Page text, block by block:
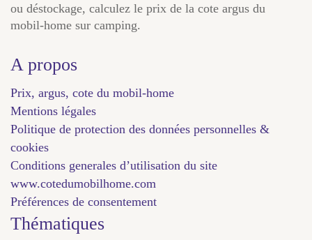
ou déstockage, calculez le prix de la cote argus du
mobil-home sur camping.
A propos
Prix, argus, cote du mobil-home
Mentions légales
Politique de protection des données personnelles &
cookies
Conditions generales d’utilisation du site
www.cotedumobilhome.com
Préférences de consentement
Thématiques